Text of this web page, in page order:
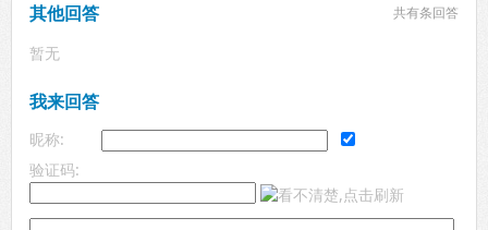
其他回答 共有条回答
暂无
我来回答
昵称:
验证码: